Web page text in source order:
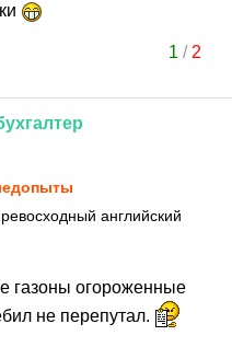
1 / 2
английский
газоны огороженные
не перепутал.